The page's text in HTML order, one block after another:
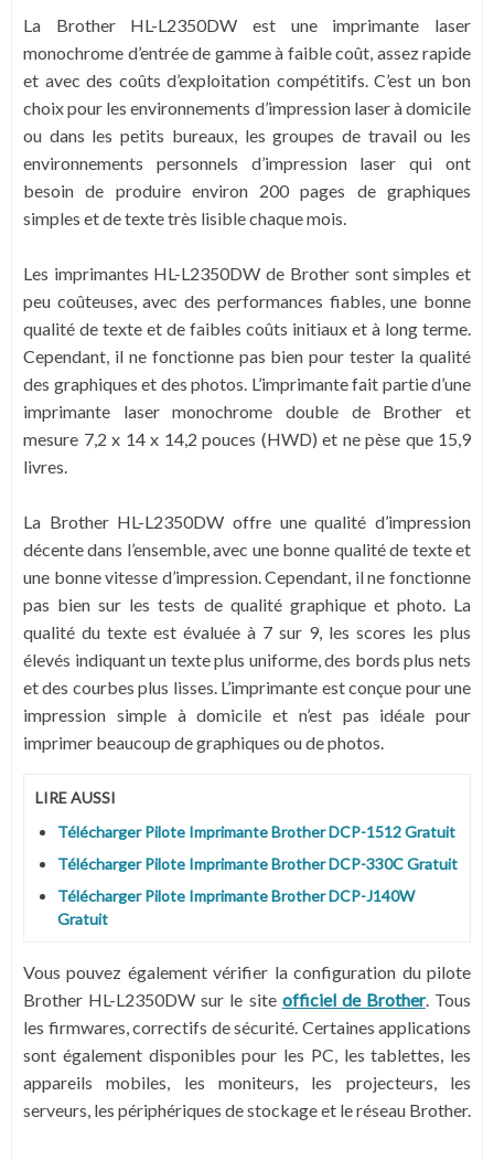
La Brother HL-L2350DW est une imprimante laser
monochrome d’entrée de gamme à faible coût, assez rapide
et avec des coûts d’exploitation compétitifs. C’est un bon
choix pour les environnements d’impression laser à domicile
ou dans les petits bureaux, les groupes de travail ou les
environnements personnels d’impression laser qui ont
besoin de produire environ 200 pages de graphiques
simples et de texte très lisible chaque mois.
Les imprimantes HL-L2350DW de Brother sont simples et
peu coûteuses, avec des performances fiables, une bonne
qualité de texte et de faibles coûts initiaux et à long terme.
Cependant, il ne fonctionne pas bien pour tester la qualité
des graphiques et des photos. L’imprimante fait partie d’une
imprimante laser monochrome double de Brother et
mesure 7,2 x 14 x 14,2 pouces (HWD) et ne pèse que 15,9
livres.
La Brother HL-L2350DW offre une qualité d’impression
décente dans l’ensemble, avec une bonne qualité de texte et
une bonne vitesse d’impression. Cependant, il ne fonctionne
pas bien sur les tests de qualité graphique et photo. La
qualité du texte est évaluée à 7 sur 9, les scores les plus
élevés indiquant un texte plus uniforme, des bords plus nets
et des courbes plus lisses. L’imprimante est conçue pour une
impression simple à domicile et n’est pas idéale pour
imprimer beaucoup de graphiques ou de photos.
LIRE AUSSI
Télécharger Pilote Imprimante Brother DCP-1512 Gratuit
Télécharger Pilote Imprimante Brother DCP-330C Gratuit
Télécharger Pilote Imprimante Brother DCP-J140W
Gratuit
Vous pouvez également vérifier la configuration du pilote
Brother HL-L2350DW sur le site officiel de Brother. Tous
les firmwares, correctifs de sécurité. Certaines applications
sont également disponibles pour les PC, les tablettes, les
appareils mobiles, les moniteurs, les projecteurs, les
serveurs, les périphériques de stockage et le réseau Brother.